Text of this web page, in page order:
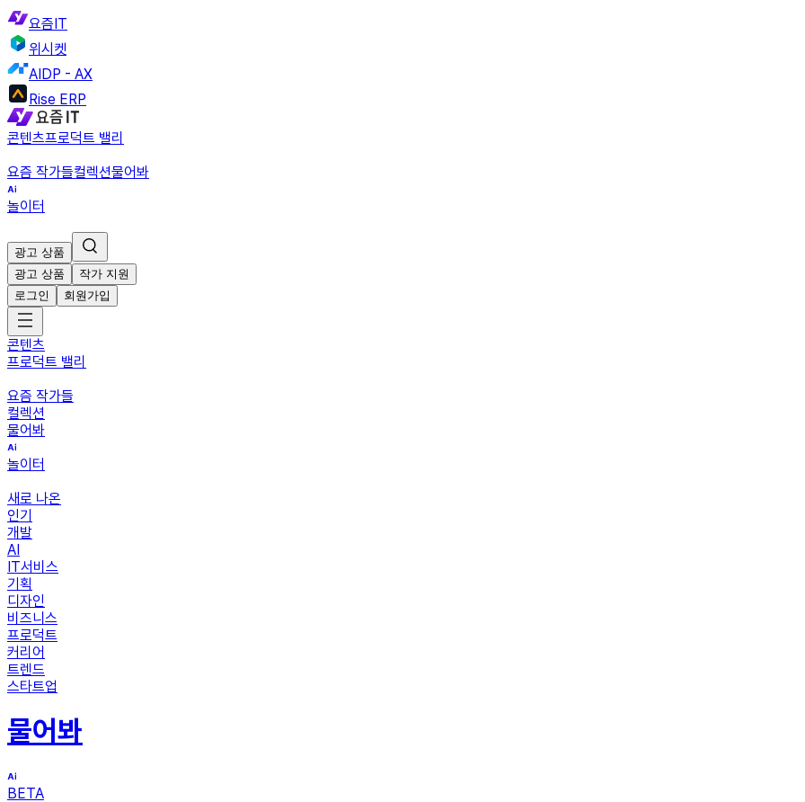
요즘IT
위시켓
AIDP - AX
Rise ERP
콘텐츠프로덕트 밸리
요즘 작가들컬렉션물어봐
놀이터
광고 상품
광고 상품
작가 지원
로그인
회원가입
콘텐츠
프로덕트 밸리
요즘 작가들
컬렉션
물어봐
놀이터
새로 나온
인기
개발
AI
IT서비스
기획
디자인
비즈니스
프로덕트
커리어
트렌드
스타트업
물어봐
BETA